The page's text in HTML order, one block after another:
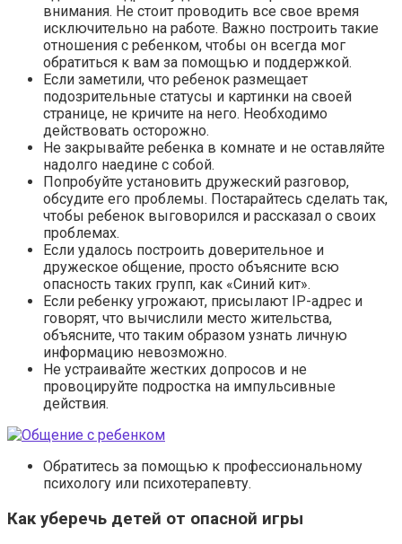
внимания. Не стоит проводить все свое время
исключительно на работе. Важно построить такие
отношения с ребенком, чтобы он всегда мог
обратиться к вам за помощью и поддержкой.
Если заметили, что ребенок размещает
подозрительные статусы и картинки на своей
странице, не кричите на него. Необходимо
действовать осторожно.
Не закрывайте ребенка в комнате и не оставляйте
надолго наедине с собой.
Попробуйте установить дружеский разговор,
обсудите его проблемы. Постарайтесь сделать так,
чтобы ребенок выговорился и рассказал о своих
проблемах.
Если удалось построить доверительное и
дружеское общение, просто объясните всю
опасность таких групп, как «Синий кит».
Если ребенку угрожают, присылают IP-адрес и
говорят, что вычислили место жительства,
объясните, что таким образом узнать личную
информацию невозможно.
Не устраивайте жестких допросов и не
провоцируйте подростка на импульсивные
действия.
Обратитесь за помощью к профессиональному
психологу или психотерапевту.
Как уберечь детей от опасной игры